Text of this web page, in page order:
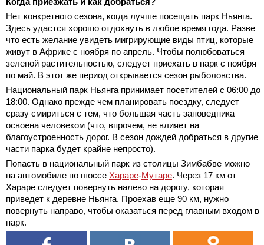
Нет конкретного сезона, когда лучше посещать парк Ньянга.
Здесь удастся хорошо отдохнуть в любое время года. Разве
что есть желание увидеть мигрирующие виды птиц, которые
живут в Африке с ноября по апрель. Чтобы полюбоваться
зеленой растительностью, следует приехать в парк с ноября
по май. В этот же период открывается сезон рыболовства.
Национальный парк Ньянга принимает посетителей с 06:00 до
18:00. Однако прежде чем планировать поездку, следует
сразу смириться с тем, что большая часть заповедника
освоена человеком (что, впрочем, не влияет на
благоустроенность дорог. В сезон дождей добраться в другие
части парка будет крайне непросто).
Попасть в национальный парк из столицы Зимбабве можно
на автомобиле по шоссе Хараре-Мутаре. Через 17 км от
Хараре следует повернуть налево на дорогу, которая
приведет к деревне Ньянга. Проехав еще 90 км, нужно
повернуть направо, чтобы оказаться перед главным входом в
парк.